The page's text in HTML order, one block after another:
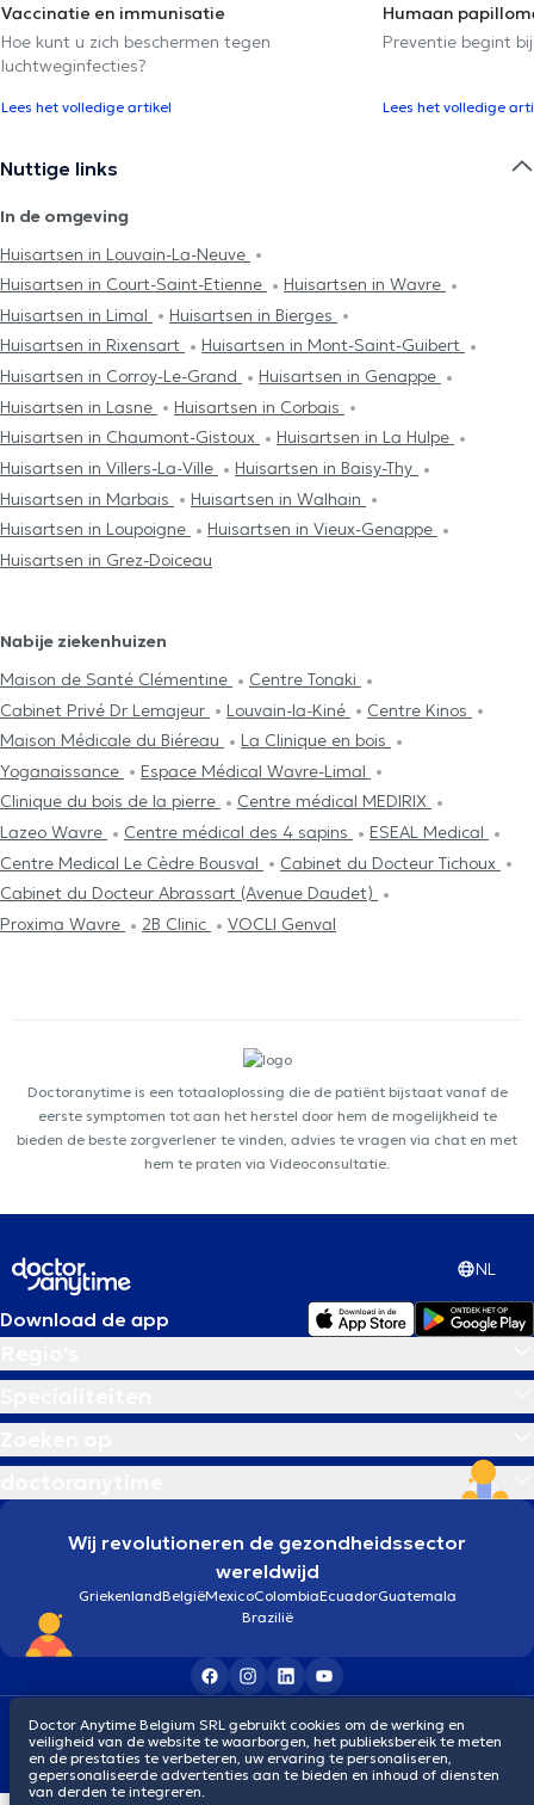
Vaccinatie en immunisatie
Hoe kunt u zich beschermen tegen
luchtweginfecties?
Lees het volledige artikel
Humaan
Preventie begint
Lees het volledige
Nuttige links
In de omgeving
Huisartsen in Louvain-La-Neuve
Huisartsen in Court-Saint-Etienne
Huisartsen in Wavre
Huisartsen in Limal
Huisartsen in Bierges
Huisartsen in Rixensart
Huisartsen in Mont-Saint-Guibert
Huisartsen in Corroy-Le-Grand
Huisartsen in Genappe
Huisartsen in Lasne
Huisartsen in Corbais
Huisartsen in Chaumont-Gistoux
Huisartsen in La Hulpe
Huisartsen in Villers-La-Ville
Huisartsen in Baisy-Thy
Huisartsen in Marbais
Huisartsen in Walhain
Huisartsen in Loupoigne
Huisartsen in Vieux-Genappe
Huisartsen in Grez-Doiceau
Nabije ziekenhuizen
Maison de Santé Clémentine
Centre Tonaki
Cabinet Privé Dr Lemajeur
Louvain-la-Kiné
Centre Kinos
Maison Médicale du Biéreau
La Clinique en bois
Yoganaissance
Espace Médical Wavre-Limal
Clinique du bois de la pierre
Centre médical MEDIRIX
Lazeo Wavre
Centre médical des 4 sapins
ESEAL Medical
Centre Medical Le Cèdre Bousval
Cabinet du Docteur Tichoux
Cabinet du Docteur Abrassart (Avenue Daudet)
Proxima Wavre
2B Clinic VOCLI Genval
Doctoranytime is een totaaloplossing die de patiënt bijstaat vanaf de
eerste symptomen tot aan het herstel door hem de mogelijkheid te
bieden de beste zorgverlener te vinden, advies te vragen via chat en met
hem te praten via Videoconsultatie.
NL
Download de app
Wij revolutioneren de gezondheidssector
wereldwijd
GriekenlandBelgiëMexicoColombiaEcuadorGuatemala
Brazilië
Algemene voorwaardenCookiesPrivacybeleid
© 2026 doctoranytime
Doctor Anytime Belgium SRL gebruikt cookies om de werking en
veiligheid van de website te waarborgen, het publieksbereik te meten
en de prestaties te verbeteren, uw ervaring te personaliseren,
gepersonaliseerde advertenties aan te bieden en inhoud of diensten
van derden te integreren.